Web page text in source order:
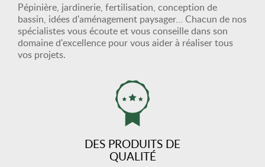
Pépinière, jardinerie, fertilisation, conception de
bassin, idées d'aménagement paysager… Chacun de nos
spécialistes vous écoute et vous conseille dans son
domaine d'excellence pour vous aider à réaliser tous
vos projets.
DES PRODUITS DE
QUALITÉ